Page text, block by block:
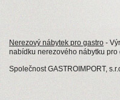
Nerezový nábytek pro gastro -
nabídku nerezového nábytku
Společnost GASTROIMPORT,